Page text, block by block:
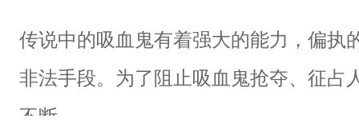
传说中的吸血鬼有着强大的能力，偏执
非法手段。为了阻止吸血鬼抢夺、征占
不断…